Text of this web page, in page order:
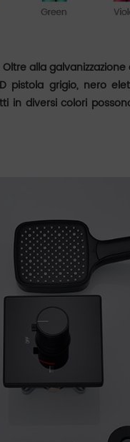
alla
grigio, nero
in diversi colori